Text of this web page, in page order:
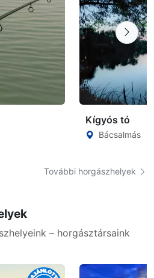
Kígyós tó
Bácsalmás
További horgászhelyek
– horgásztársaink